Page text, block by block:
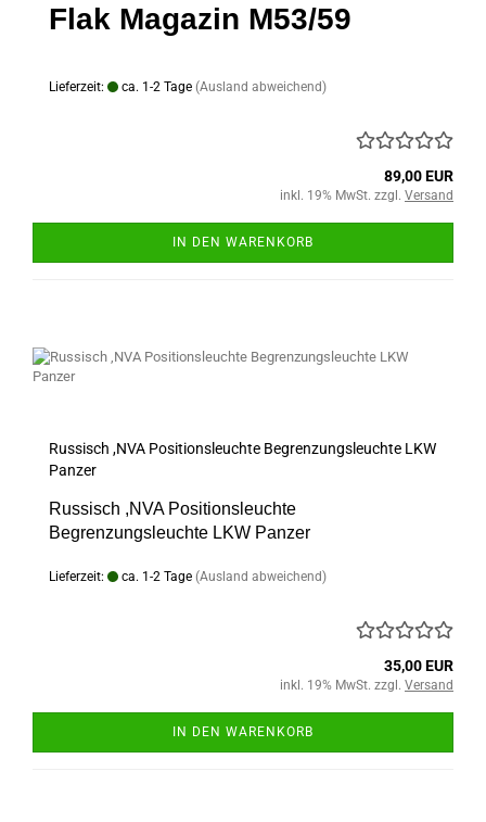
Flak Magazin M53/59
Lieferzeit: ca. 1-2 Tage (Ausland abweichend)
89,00 EUR
inkl. 19% MwSt. zzgl. Versand
IN DEN WARENKORB
Russisch ,NVA Positionsleuchte Begrenzungsleuchte LKW
Panzer
Russisch ,NVA Positionsleuchte
Begrenzungsleuchte LKW Panzer
Lieferzeit: ca. 1-2 Tage (Ausland abweichend)
35,00 EUR
inkl. 19% MwSt. zzgl. Versand
IN DEN WARENKORB